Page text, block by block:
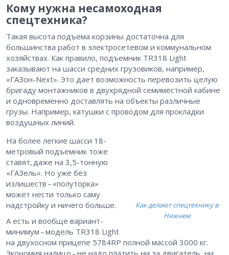
Кому нужна несамоходная
спецтехника?
Такая высота подъема корзины достаточна для
большинства работ в электросетевом и коммунальном
хозяйствах. Как правило, подъемник TR318 Light
заказывают на шасси средних грузовиков, например,
«ГАЗон-Next». Это дает возможность перевозить целую
бригаду монтажников в двухрядной семиместной кабине
и одновременно доставлять на объекты различные
грузы. Например, катушки с проводом для прокладки
воздушных линий.
Как делают спецтехнику в
Нижнем
На более легкие шасси 18-
метровый подъемник тоже
ставят, ​даже на 3,5-тонную
«ГАЗель». Но уже без
излишеств – ​«полуторка»
может нести только саму
надстройку и ничего больше.
А есть и вообще вариант-
минимум – ​модель TR318 Light
на двухосном прицепе 5784RP полной массой 3000 кг.
Экономия налицо – ​не надо платить ни за двигатель, ни